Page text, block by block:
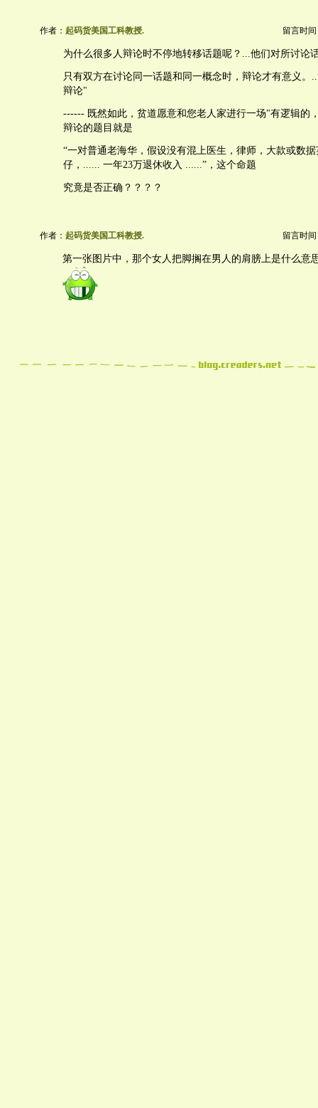
作者： 起码货美国工科教授. 留言时间
为什么很多人辩论时不停地转移话题呢？...他们对所讨论
只有双方在讨论同一话题和同一概念时，辩论才有意义。
辩论"
------ 既然如此，贫道愿意和您老人家进行一场"有逻辑的
辩论的题目就是
“一对普通老海华，假设没有混上医生，律师，大款或数
仔，...... 一年23万退休收入 ......”，这个命题
究竟是否正确？？？？
作者： 起码货美国工科教授. 留言时间
第一张图片中，那个女人把脚搁在男人的肩膀上是什么意